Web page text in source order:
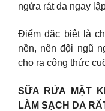
ngứa rát da ngay
Điểm đặc biệt là
nền, nên đội ngũ
cho ra công thức
SỮA RỬA MẶT
LÀM SẠCH DA